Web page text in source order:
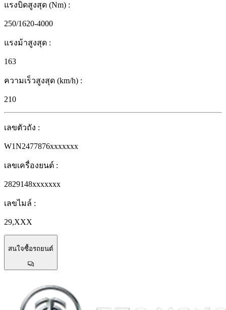
แรงบิดสูงสุด (Nm) :
250/1620-4000
แรงม้าสูงสุด :
163
ความเร็วสูงสุด (km/h) :
210
เลขตัวถัง :
W1N2477876xxxxxxx
เลขเครื่องยนต์ :
2829148xxxxxxx
เลขไมล์ :
29,XXX
สนใจซื้อรถยนต์